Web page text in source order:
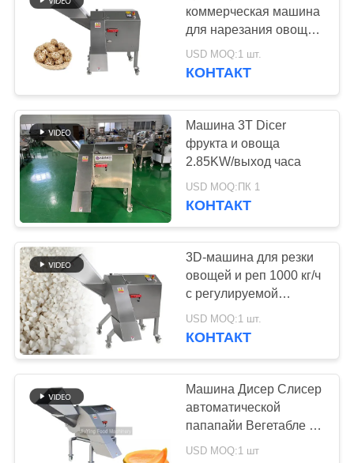
машины для
смягчения мяса
резец шара мяса
машина mincer
мяса
коммерческая машина
для нарезания овощей
и грибов 1000 кг/ч с
большим входом
USD MOQ:1 шт.
КОНТАКТ
Машина 3T Dicer
фрукта и овоща
2.85KW/выход часа
USD MOQ:ПК 1
КОНТАКТ
3D-машина для резки
овощей и реп 1000 кг/ч
с регулируемой
скоростью резки
USD MOQ:1 шт.
КОНТАКТ
Машина Дисер Слисер
автоматической
папапайи Вегетабле с
регулируемой
USD MOQ:1 шт